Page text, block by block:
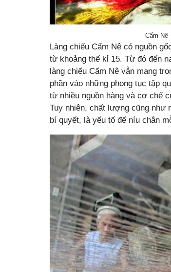
Cẩm Nê
Làng chiếu Cẩm Nê có nguồn
từ khoảng thế kỉ 15. Từ đó đến
làng chiếu Cẩm Nê vẫn mang
phần vào những phong tục tập
từ nhiều nguồn hàng và cơ chế
Tuy nhiên, chất lượng cũng như
bí quyết, là yếu tố để níu chân